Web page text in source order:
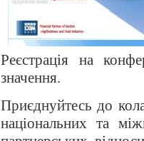
Реєстрація на
значення.
Приєднуйтесь до
національних та